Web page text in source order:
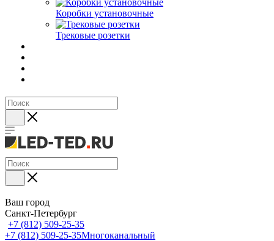
Коробки установочные
Трековые розетки
Ваш город
Санкт-Петербург
+7 (812) 509-25-35
+7 (812) 509-25-35Многоканальный